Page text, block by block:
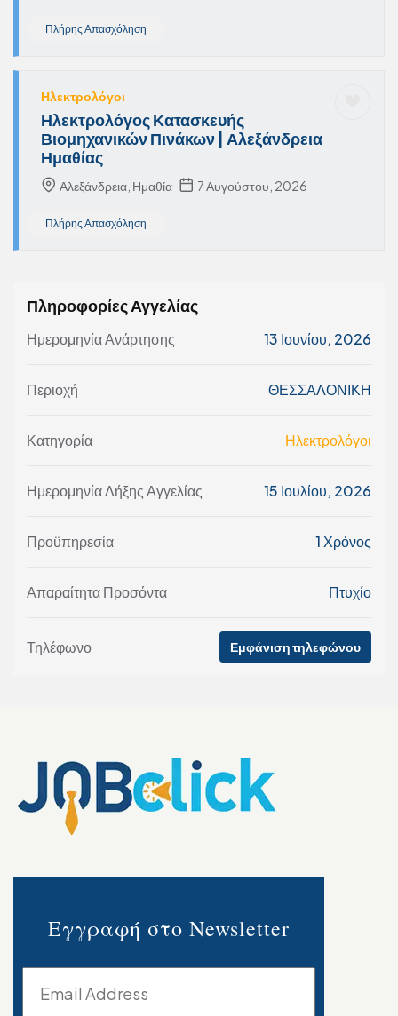
Πλήρης Απασχόληση
Ηλεκτρολόγοι
Ηλεκτρολόγος Κατασκευής
Βιομηχανικών Πινάκων | Αλεξάνδρεια
Ημαθίας
Αλεξάνδρεια, Ημαθία 7 Αυγούστου, 2026
Πλήρης Απασχόληση
Πληροφορίες Αγγελίας
Ημερομηνία Ανάρτησης 13 Ιουνίου, 2026
Περιοχή ΘΕΣΣΑΛΟΝΙΚΗ
Κατηγορία Ηλεκτρολόγοι
Ημερομηνία Λήξης Αγγελίας 15 Ιουλίου, 2026
Προϋπηρεσία 1 Χρόνος
Απαραίτητα Προσόντα Πτυχίο
Τηλέφωνο Εμφάνιση τηλεφώνου
Εγγραφή στο Newsletter